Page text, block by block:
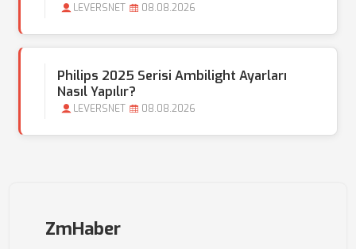
LEVERSNET 08.08.2026
Philips 2025 Serisi Ambilight Ayarları
Nasıl Yapılır?
LEVERSNET 08.08.2026
ZmHaber